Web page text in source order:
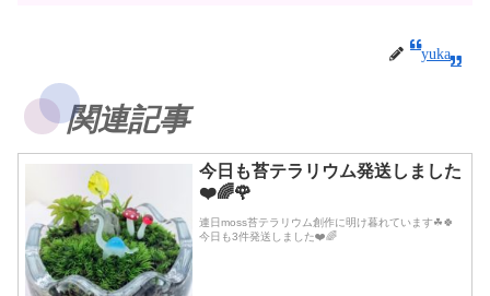
yuka
関連記事
今日も苔テラリウム発送しました
❤️🌈🌹
連日moss苔テラリウム創作に明け暮れています☘🍀
今日も3件発送しました❤️🌈